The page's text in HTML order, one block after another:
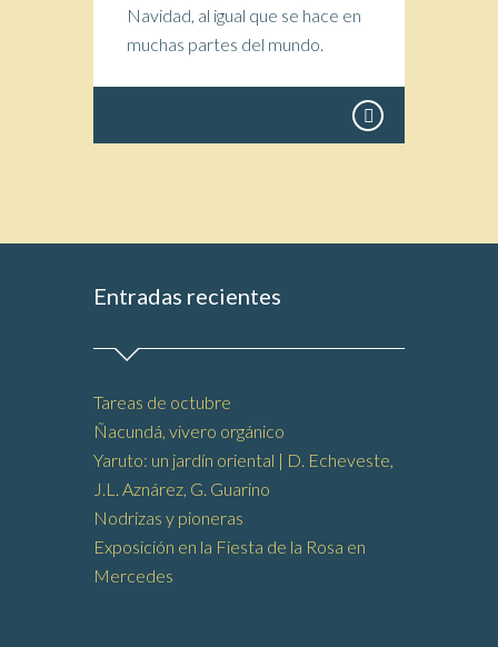
Navidad, al igual que se hace en
muchas partes del mundo.
Entradas recientes
Tareas de octubre
Ñacundá, vivero orgánico
Yaruto: un jardín oriental | D. Echeveste,
J.L. Aznárez, G. Guarino
Nodrizas y pioneras
Exposición en la Fiesta de la Rosa en
Mercedes